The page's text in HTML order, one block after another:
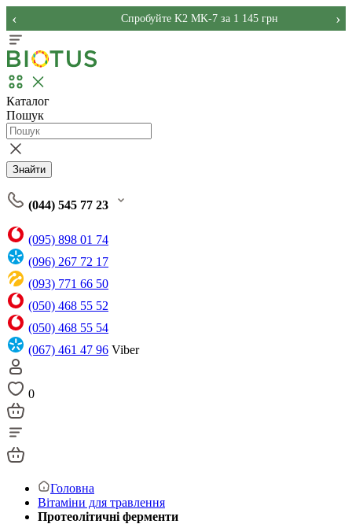
Спробуйте K2 MK-7 за 1 145 грн
‹ ›
Каталог
Пошук
Знайти
(044) 545 77 23
(095) 898 01 74
(096) 267 72 17
(093) 771 66 50
(050) 468 55 52
(050) 468 55 54
(067) 461 47 96 Viber
0
Головна
Вітаміни для травлення
Протеолітичні ферменти